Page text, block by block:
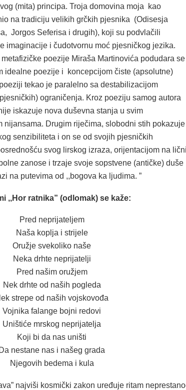
(mita) principa. Troja domovina moja kao
na tradiciju velikih grčkih pjesnika (Odisesja
Jorgos Seferisa i drugih), koji su podvlačili
imaginacije i čudotvornu moć pjesničkog jezika.
poezije Miraša Martinovića podudara
idealne poezije i koncepcijom čiste (apsolutne)
tekao je paralelno sa destabilizacijom
ograničenja. Kroz poeziju samog autora
iskazuje nova duševna stanja u svim
nijansama. Drugim riječima, slobodni stih pokazuje
senzibiliteta i on se od svojih pjesničkih
svog lirskog izraza, orijentacijom na
zanose i trzaje svoje sopstvene (antičke) duše
na putevima od ,,bogova ka ljudima. ”
,,Hor ratnika” (odlomak) se kaže:
Pred neprijateljem
Naša koplja i strijele
Oružje svekoliko naše
Neka drhte neprijatelji
Pred našim oružjem
Nek drhte od naših pogleda
strepe od naših vojskovođa
Vojnika falange bojni redovi
Uništiće mrskog neprijatelja
Koji bi da nas uništi
Da nestane nas i našeg grada
Njegovih bedema i kula
najviši kosmički zakon uređuje ritam